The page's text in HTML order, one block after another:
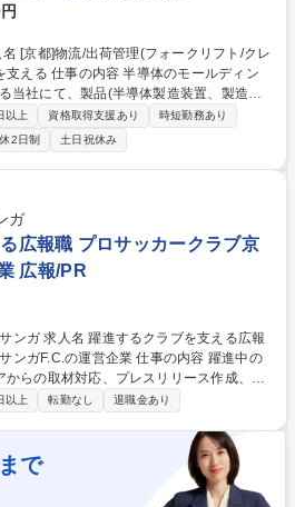
モールディン
当社にて、製品(半導体製造装置、製造に
、工場内構内での作業をお任せします。 ●
使っての製品の運搬・検品 (完成品の客
組み立てた製品を工場で出荷前調整を行う
等、荷物全般の出入荷業務(トラック手
作成やシステムへの入力業務 ＊3年後を目
JR宇治駅より車30分程度)への異動可能性
以上 資格取得支援あり
時短勤務あり
2日制 土日祝休み
ガ
広報職 プロサッカークラブ京
広報/PR
支える広報
営企業 仕事の内容 躍進中の
らの取材対応、プレスリリース作成、SN
・投稿などの広報業務全般をお任せしま
報道機関への取材対応や公式HP用の記事
たSNS運用全般（企画・撮影・投稿）を
ポスター等の制作や選手・監督へのイベン
。デザインの専門スキルは不要で、基本的
以上 転勤なし 退職金あり
で